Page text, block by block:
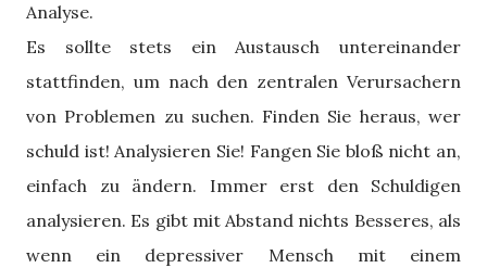
Analyse.
Es sollte stets ein Austausch untereinander
stattfinden, um nach den zentralen Verursachern
von Problemen zu suchen. Finden Sie heraus, wer
schuld ist! Analysieren Sie! Fangen Sie bloß nicht an,
einfach zu ändern. Immer erst den Schuldigen
analysieren. Es gibt mit Abstand nichts Besseres, als
wenn ein depressiver Mensch mit einem